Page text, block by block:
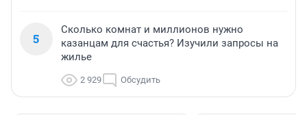
5
Сколько комнат и миллионов нужно
казанцам для счастья? Изучили запросы на
жилье
2 929 Обсудить